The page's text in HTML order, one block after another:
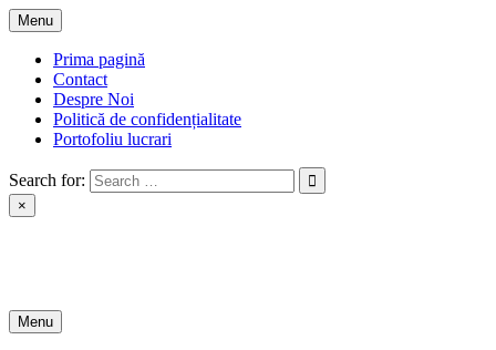
Skip
to
content
Menu
Prima pagină
Contact
Despre Noi
Politică de confidențialitate
Portofoliu lucrari
Search for:
×
Menu